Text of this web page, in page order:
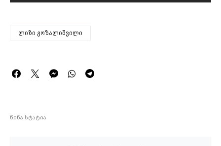
ლიზი გოზალიშვილი
წინა სტატია